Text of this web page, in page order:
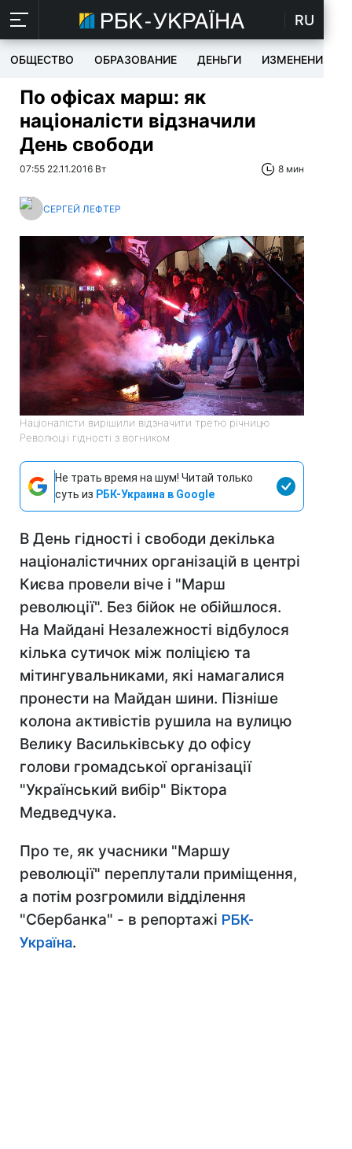
RU
ОБЩЕСТВО ОБРАЗОВАНИЕ ДЕНЬГИ ИЗМЕНЕНИЯ
По офісах марш: як
націоналісти відзначили
День свободи
07:55 22.11.2016 Вт 8 мин
СЕРГЕЙ ЛЕФТЕР
Націоналісти вирішили відзначити третю річницю
Революції гідності з вогником
Не трать время на шум! Читай только
суть из РБК-Украина в Google
В День гідності і свободи декілька
націоналістичних організацій в центрі
Києва провели віче і "Марш
революції". Без бійок не обійшлося.
На Майдані Незалежності відбулося
кілька сутичок між поліцією та
мітингувальниками, які намагалися
пронести на Майдан шини. Пізніше
колона активістів рушила на вулицю
Велику Васильківську до офісу
голови громадської організації
"Український вибір" Віктора
Медведчука.
Про те, як учасники "Маршу
революції" переплутали приміщення,
а потім розгромили відділення
"Сбербанка" - в репортажі РБК-
Україна.